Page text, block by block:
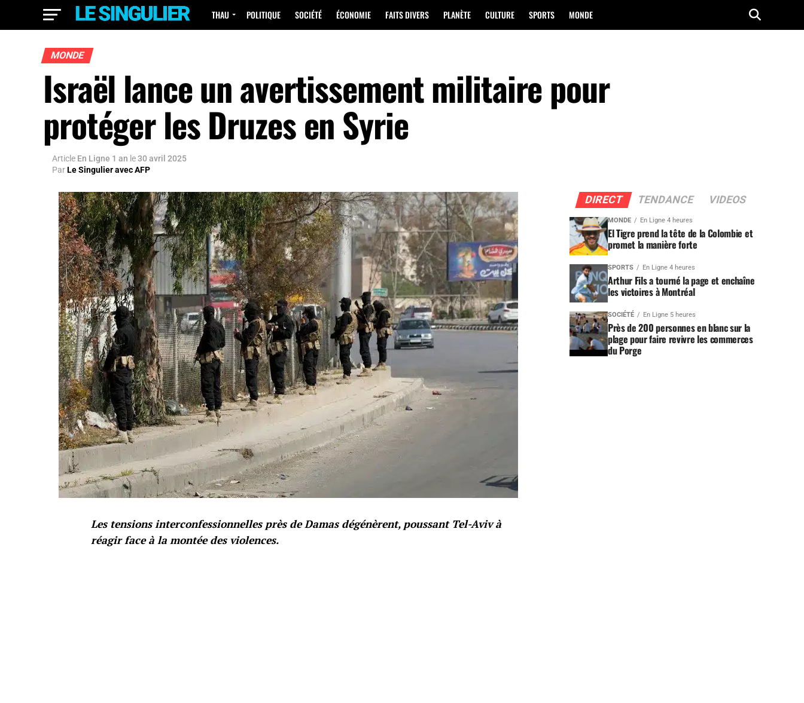
THAU POLITIQUE SOCIÉTÉ ÉCONOMIE FAITS DIVERS PLANÈTE CULTURE SPORTS MONDE
MONDE
Israël lance un avertissement militaire pour
protéger les Druzes en Syrie
Article En Ligne 1 an le30 avril 2025
ParLe Singulier avec AFP
Les tensions interconfessionnelles près de Damas dégénèrent, poussant Tel-Aviv à
réagir face à la montée des violences.
DIRECT TENDANCE VIDEOS
MONDE En Ligne 4 heures
El Tigre prend la tête de la Colombie et
promet la manière forte
SPORTS En Ligne 4 heures
Arthur Fils a tourné la page et enchaîne
les victoires à Montréal
SOCIÉTÉ En Ligne 5 heures
Près de 200 personnes en blanc sur la
plage pour faire revivre les commerces
du Porge